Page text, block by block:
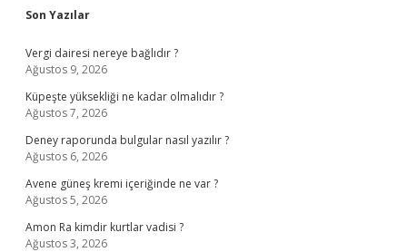
Sidebar
Son Yazılar
Vergi dairesi nereye bağlıdır ?
Ağustos 9, 2026
Küpeşte yüksekliği ne kadar olmalıdır ?
Ağustos 7, 2026
Deney raporunda bulgular nasıl yazılır ?
Ağustos 6, 2026
Avene güneş kremi içeriğinde ne var ?
Ağustos 5, 2026
Amon Ra kimdir kurtlar vadisi ?
Ağustos 3, 2026